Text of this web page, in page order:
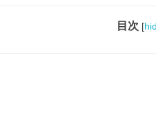
目次 [